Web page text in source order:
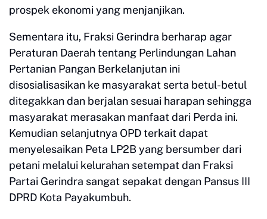
prospek ekonomi yang menjanjikan.
Sementara itu, Fraksi Gerindra berharap agar
Peraturan Daerah tentang Perlindungan Lahan
Pertanian Pangan Berkelanjutan ini
disosialisasikan ke masyarakat serta betul-betul
ditegakkan dan berjalan sesuai harapan sehingga
masyarakat merasakan manfaat dari Perda ini.
Kemudian selanjutnya OPD terkait dapat
menyelesaikan Peta LP2B yang bersumber dari
petani melalui kelurahan setempat dan Fraksi
Partai Gerindra sangat sepakat dengan Pansus III
DPRD Kota Payakumbuh.